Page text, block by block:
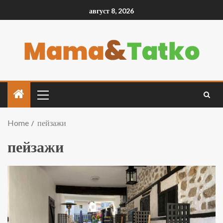
август 8, 2026
Home пейзажи
пейзажи